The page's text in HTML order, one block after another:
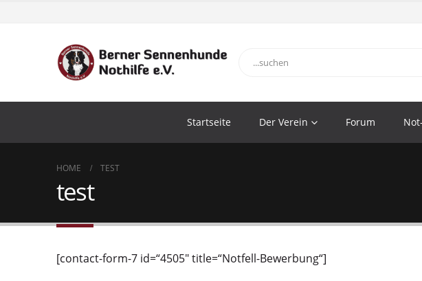
Startseite Der Verein Forum
HOME TEST
test
[contact-form-7 id=“4505″ title=“Notfell-Bewerbung“]